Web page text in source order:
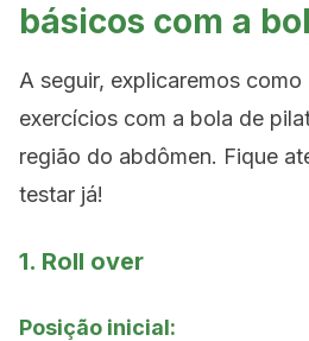
básicos com a
A seguir, explicaremos como
exercícios com a bola de
região do abdômen. Fique
testar já!
1. Roll over
Posição inicial: